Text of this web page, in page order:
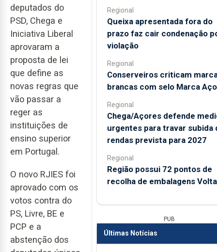
deputados do
PSD, Chega e
Iniciativa Liberal
aprovaram a
proposta de lei
que define as
novas regras que
vão passar a
reger as
instituições de
ensino superior
em Portugal.
O novo RJIES foi
aprovado com os
votos contra do
PS, Livre, BE e
PCP e a
abstenção dos
Regional
Queixa apresentada fora do
prazo faz cair condenação
violação
Regional
Conserveiros criticam
brancas com selo Marca
Regional
Chega/Açores defende
urgentes para travar subida
rendas prevista para 2027
Regional
Região possui 72 pontos de
recolha de embalagens Volta
PUB
Últimas Notícias